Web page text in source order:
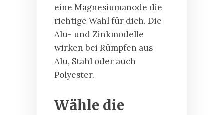
eine Magnesiumanode die
richtige Wahl für dich. Die
Alu- und Zinkmodelle
wirken bei Rümpfen aus
Alu, Stahl oder auch
Polyester.
Wähle die